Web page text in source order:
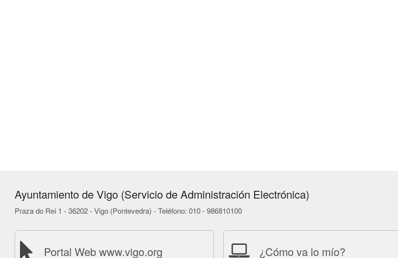
Ayuntamiento de Vigo (Servicio de Administración Electrónica)
Praza do Rei 1 - 36202 - Vigo (Pontevedra) - Teléfono: 010 - 986810100
Portal Web www.vigo.org ¿Cómo va lo mío?